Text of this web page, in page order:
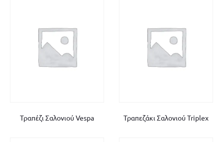
Τραπέζι Σαλονιού Vespa Τραπεζάκι Σαλονιού Triplex